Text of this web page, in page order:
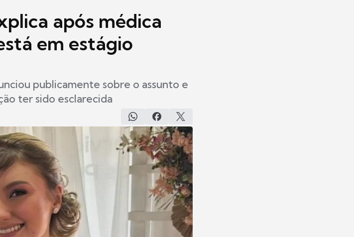
após médica
em estágio
publicamente sobre o assunto e
ter sido esclarecida